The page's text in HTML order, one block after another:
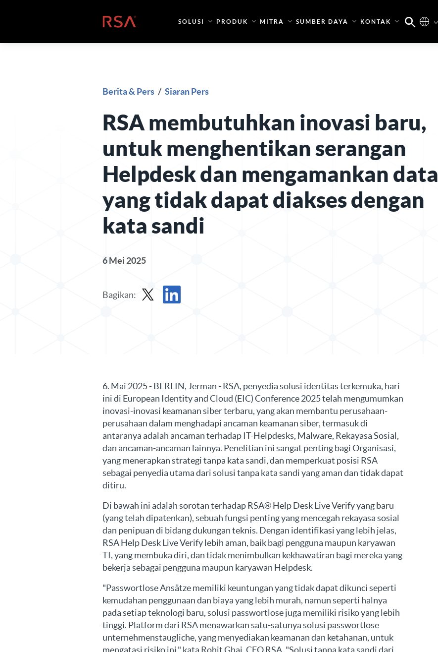
Beranda SOLUSI PRODUK MITRA SUMBER DAYA KONTAK
Berita & Pers / Siaran Pers
RSA membutuhkan inovasi baru,
untuk menghentikan serangan
Helpdesk dan mengamankan data
yang tidak dapat diakses dengan
kata sandi
6 Mei 2025
Bagikan:
6. Mai 2025 - BERLIN, Jerman - RSA, penyedia solusi identitas terkemuka, hari
ini di European Identity and Cloud (EIC) Conference 2025 telah mengumumkan
inovasi-inovasi keamanan siber terbaru, yang akan membantu perusahaan-
perusahaan dalam menghadapi ancaman keamanan siber, termasuk di
antaranya adalah ancaman terhadap IT-Helpdesks, Malware, Rekayasa Sosial,
dan ancaman-ancaman lainnya. Penelitian ini sangat penting bagi Organisasi,
yang menerapkan strategi tanpa kata sandi, dan memperkuat posisi RSA
sebagai penyedia utama dari solusi tanpa kata sandi yang aman dan tidak dapat
ditiru.
Di bawah ini adalah sorotan terhadap RSA® Help Desk Live Verify yang baru
(yang telah dipatenkan), sebuah fungsi penting yang mencegah rekayasa sosial
dan penipuan di bidang dukungan teknis. Dengan identifikasi yang lebih jelas,
RSA Help Desk Live Verify lebih aman, baik bagi pengguna maupun karyawan
TI, yang membuka diri, dan tidak menimbulkan kekhawatiran bagi mereka yang
bekerja sebagai pengguna maupun karyawan Helpdesk.
"Passwortlose Ansätze memiliki keuntungan yang tidak dapat dikunci seperti
kemudahan penggunaan dan biaya yang lebih murah, namun seperti halnya
pada setiap teknologi baru, solusi passwortlose juga memiliki risiko yang lebih
tinggi. Platform dari RSA menawarkan satu-satunya solusi passwortlose
unternehmenstaugliche, yang menyediakan keamanan dan ketahanan, untuk
mengatasi risiko ini," kata Rohit Ghai, CEO RSA. "Solusi tanpa kata sandi dari